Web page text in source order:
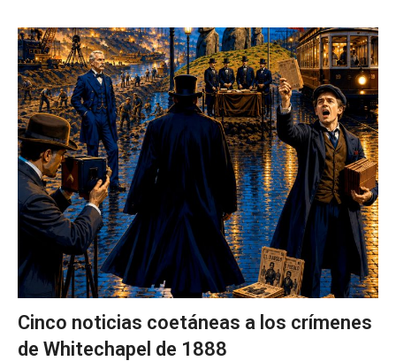
Cinco noticias coetáneas a los crímenes
de Whitechapel de 1888